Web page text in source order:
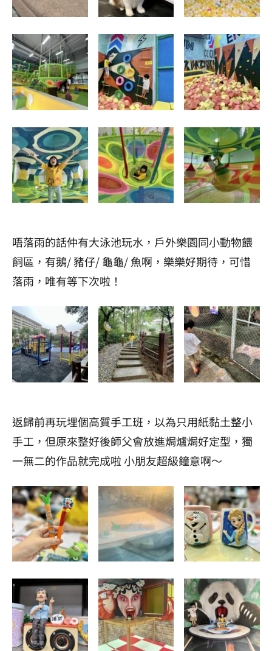
唔落雨的話仲有大泳池玩水，戶外樂園同小動物餵
飼區，有鵝/ 豬仔/ 龜龜/ 魚啊，樂樂好期待，可惜
落雨，唯有等下次啦！
返歸前再玩埋個高質手工班，以為只用紙黏土整小
手工，但原來整好後師父會放進焗爐焗好定型，獨
一無二的作品就完成啦 小朋友超級鐘意啊～